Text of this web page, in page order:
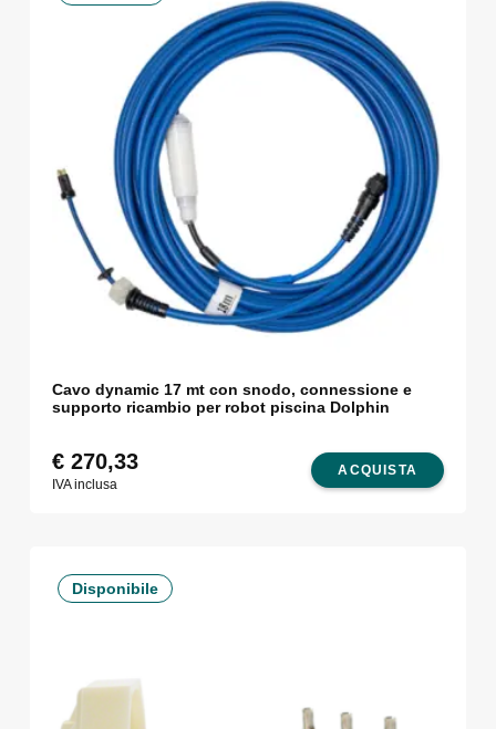
Cavo dynamic 17 mt con snodo, connessione e
supporto ricambio per robot piscina Dolphin
ACQUISTA
€270,33
IVA inclusa
Disponibile